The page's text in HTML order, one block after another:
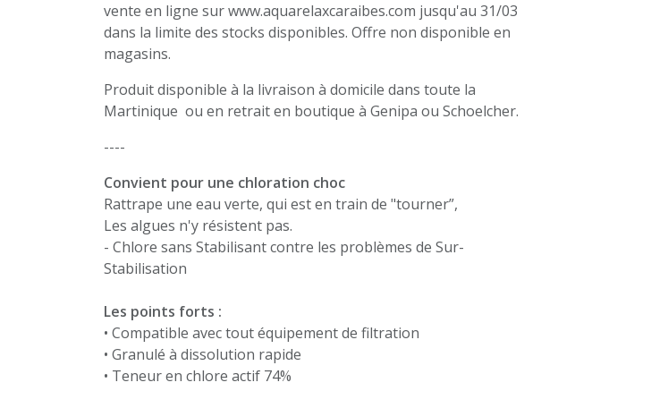
vente en ligne sur www.aquarelaxcaraibes.com jusqu'au 31/03
dans la limite des stocks disponibles. Offre non disponible en
magasins.
Produit disponible à la livraison à domicile dans toute la
Martinique ou en retrait en boutique à Genipa ou Schoelcher.
----
Convient pour une chloration choc
Rattrape une eau verte, qui est en train de "tourner”,
Les algues n'y résistent pas.
- Chlore sans Stabilisant contre les problèmes de Sur-
Stabilisation
Les points forts :
• Compatible avec tout équipement de filtration
• Granulé à dissolution rapide
• Teneur en chlore actif 74%